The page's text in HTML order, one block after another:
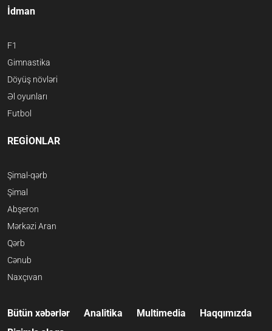
İdman
F1
Gimnastika
Döyüş növləri
Əl oyunları
Futbol
REGİONLAR
Şimal-qərb
Şimal
Abşeron
Mərkəzi Aran
Qərb
Cənub
Naxçıvan
Bütün xəbərlər Analitika Multimedia
Haqqımızda